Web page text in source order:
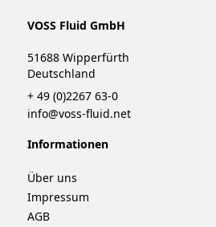
VOSS Fluid GmbH
51688 Wipperfürth
Deutschland
+ 49 (0)2267 63-0
info@voss-fluid.net
Informationen
Über uns
Impressum
AGB